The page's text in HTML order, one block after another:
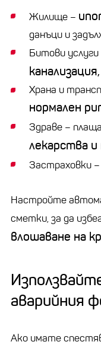
Жилище –
данъци и
Битови услуги
Храна и
нормален
Здраве –
лекарства и
Застраховки –
Настройте
сметки, за да
влошаване на
аварийния
Ако имате